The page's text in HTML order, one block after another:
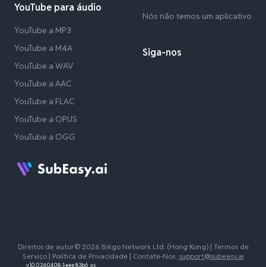
YouTube para áudio
YouTube a MP3
YouTube a M4A
YouTube a WAV
YouTube a AAC
YouTube a FLAC
YouTube a OPUS
YouTube a OGG
Nós não temos um aplicativo
Siga-nos
Direitos de autor© 2026 Bikgo Network Ltd. (Hong Kong) | Termos de
Serviço| Política de Privacidade| Contate-Nos: support@subeasy.ai
v1.0.0.260408-1-eee83b6_os